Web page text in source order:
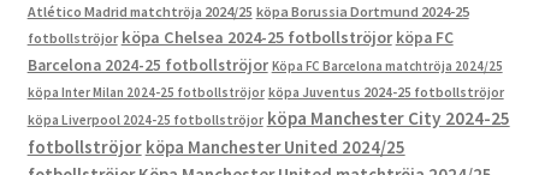
Atlético Madrid matchtröja 2024/25 köpa Borussia Dortmund 2024-25
fotbollströjor köpa Chelsea 2024-25 fotbollströjor köpa FC
Barcelona 2024-25 fotbollströjor Köpa FC Barcelona matchtröja 2024/25
köpa Inter Milan 2024-25 fotbollströjor köpa Juventus 2024-25 fotbollströjor
köpa Liverpool 2024-25 fotbollströjor köpa Manchester City 2024-25
fotbollströjor köpa Manchester United 2024/25